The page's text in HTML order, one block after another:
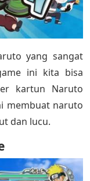
yang sangat
ini kita bisa
kartun Naruto
membuat naruto
dan lucu.